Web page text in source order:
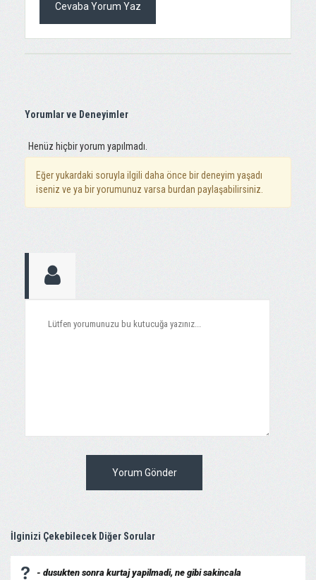
Cevaba Yorum Yaz
Yorumlar ve Deneyimler
Henüz hiçbir yorum yapılmadı.
Eğer yukardaki soruyla ilgili daha önce bir deneyim yaşadı
iseniz ve ya bir yorumunuz varsa burdan paylaşabilirsiniz.
Yorum Gönder
İlginizi Çekebilecek Diğer Sorular
- dusukten sonra kurtaj yapilmadi, ne gibi sakincala